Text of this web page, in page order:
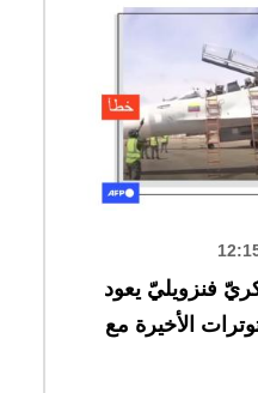
فنزويليّ يعود
بالتوترات الأخيرة مع